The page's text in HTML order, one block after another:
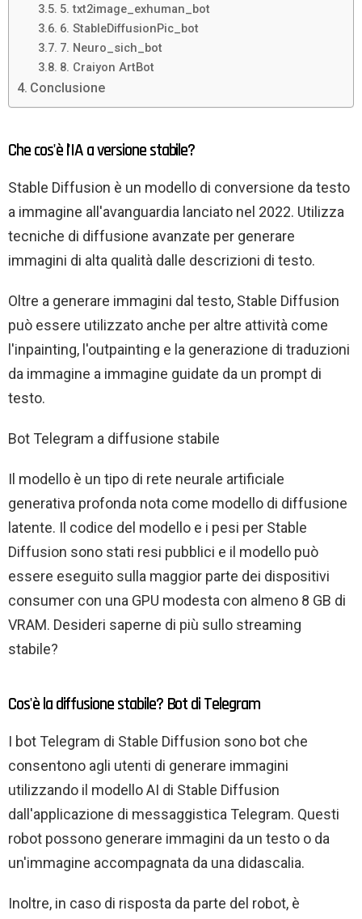
5. txt2image_exhuman_bot
6. StableDiffusionPic_bot
7. Neuro_sich_bot
8. Craiyon ArtBot
Conclusione
Che cos'è l'IA a versione stabile?
Stable Diffusion è un modello di conversione da testo
a immagine all'avanguardia lanciato nel 2022. Utilizza
tecniche di diffusione avanzate per generare
immagini di alta qualità dalle descrizioni di testo.
Oltre a generare immagini dal testo, Stable Diffusion
può essere utilizzato anche per altre attività come
l'inpainting, l'outpainting e la generazione di traduzioni
da immagine a immagine guidate da un prompt di
testo.
Bot Telegram a diffusione stabile
Il modello è un tipo di rete neurale artificiale
generativa profonda nota come modello di diffusione
latente. Il codice del modello e i pesi per Stable
Diffusion sono stati resi pubblici e il modello può
essere eseguito sulla maggior parte dei dispositivi
consumer con una GPU modesta con almeno 8 GB di
VRAM. Desideri saperne di più sullo streaming
stabile?
Cos'è la diffusione stabile? Bot di Telegram
I bot Telegram di Stable Diffusion sono bot che
consentono agli utenti di generare immagini
utilizzando il modello AI di Stable Diffusion
dall'applicazione di messaggistica Telegram. Questi
robot possono generare immagini da un testo o da
un'immagine accompagnata da una didascalia.
Inoltre, in caso di risposta da parte del robot, è